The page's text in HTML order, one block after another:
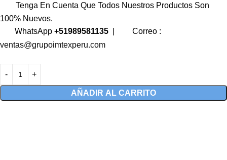
Tenga En Cuenta Que Todos Nuestros Productos Son
100% Nuevos.
WhatsApp +51989581135
Correo :
ventas@grupoimtexperu.com
AÑADIR AL CARRITO